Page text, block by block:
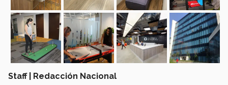
Staff | Redacción Nacional